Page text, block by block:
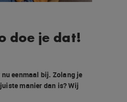
doe je dat!
eenmaal bij. Zolang je
manier dan is? Wij